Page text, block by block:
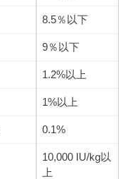
8.5％以下
9％以下
1.2%以上
1%以上
0.1%
10,000 IU/kg以
上